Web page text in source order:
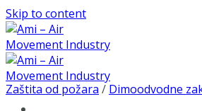
Skip to content
Zaštita od požara / Dimoodvodne